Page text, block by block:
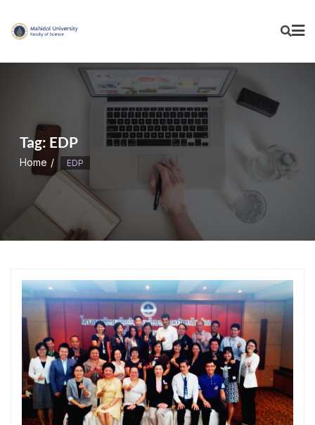
content
Tag: EDP
Home EDP